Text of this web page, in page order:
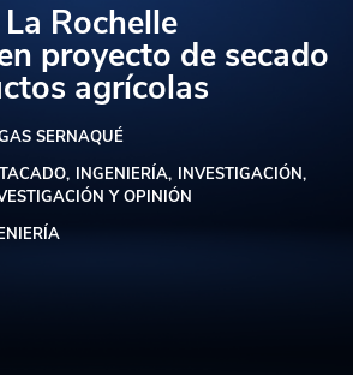
Rochelle
proyecto de secado
agrícolas
SERNAQUÉ
INGENIERÍA INVESTIGACIÓN
Y OPINIÓN